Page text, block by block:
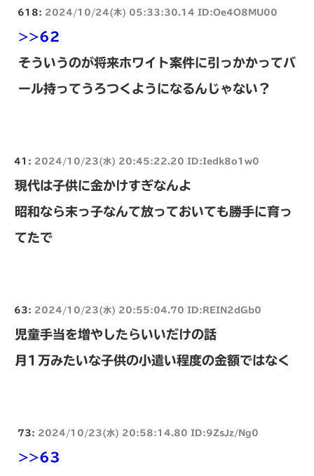
618: 2024/10/24(木) 05:33:30.14 ID:Oe4O8MU00
>>62
そういうのが将来ホワイト案件に引っかかってバ
ール持ってうろつくようになるんじゃない？
41: 2024/10/23(水) 20:45:22.20 ID:Iedk8o1w0
現代は子供に金かけすぎなんよ
昭和なら末っ子なんて放っておいても勝手に育っ
てたで
63: 2024/10/23(水) 20:55:04.70 ID:REIN2dGb0
児童手当を増やしたらいいだけの話
月1万みたいな子供の小遣い程度の金額ではなく
73: 2024/10/23(水) 20:58:14.80 ID:9ZsJz/Ng0
>>63